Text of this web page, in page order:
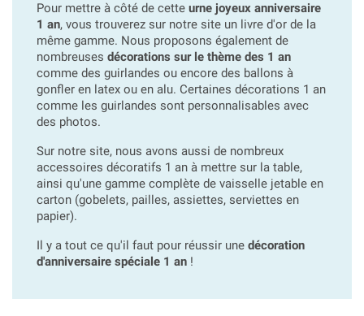
Pour mettre à côté de cette urne joyeux anniversaire
1 an, vous trouverez sur notre site un livre d'or de la
même gamme. Nous proposons également de
nombreuses décorations sur le thème des 1 an
comme des guirlandes ou encore des ballons à
gonfler en latex ou en alu. Certaines décorations 1 an
comme les guirlandes sont personnalisables avec
des photos.
Sur notre site, nous avons aussi de nombreux
accessoires décoratifs 1 an à mettre sur la table,
ainsi qu'une gamme complète de vaisselle jetable en
carton (gobelets, pailles, assiettes, serviettes en
papier).
Il y a tout ce qu'il faut pour réussir une décoration
d'anniversaire spéciale 1 an !